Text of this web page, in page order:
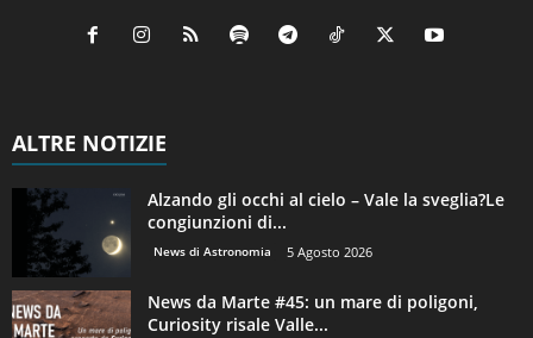
ALTRE NOTIZIE
Alzando gli occhi al cielo – Vale la sveglia?Le
congiunzioni di...
News di Astronomia 5 Agosto 2026
News da Marte #45: un mare di poligoni,
Curiosity risale Valle...